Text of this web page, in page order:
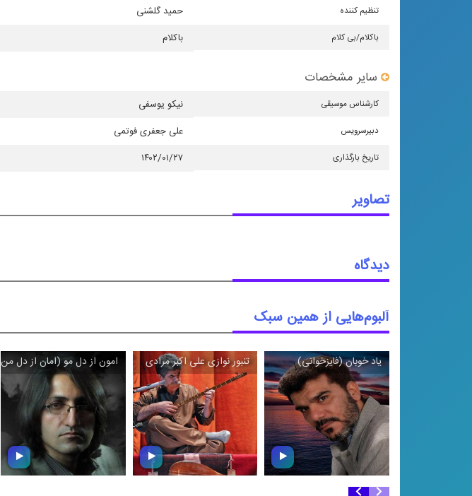
تنظیم كننده حمید گلشنی
باكلام/بی كلام باکلام
سایر مشخصات
كارشناس موسیقی نیکو یوسفی
دبیرسرویس علی جعفری فوتمی
تاریخ بارگذاری ۱۴۰۲/۰۱/۲۷
تصاویر
دیدگاه
آلبوم‌هایی از همین سبک
یاد خوبان (فایزخوانی)\ تنبور نوازی علی ‌اکبر مرادی\ امون از دل مو (امان از دل من)